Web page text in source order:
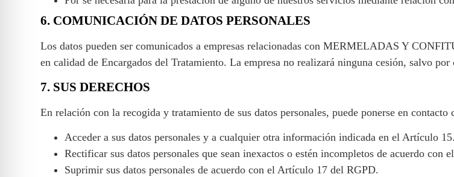
6. COMUNICACIÓN DE DATOS PERSONALES
Los datos pueden ser comunicados a empresas relacionadas con MERMELADAS Y
en calidad de Encargados del Tratamiento. La empresa no realizará ninguna cesión, salvo
7. SUS DERECHOS
En relación con la recogida y tratamiento de sus datos personales, puede ponerse en
Acceder a sus datos personales y a cualquier otra información indicada en el Artículo
Rectificar sus datos personales que sean inexactos o estén incompletos de acuerdo con
Suprimir sus datos personales de acuerdo con el Artículo 17 del RGPD.